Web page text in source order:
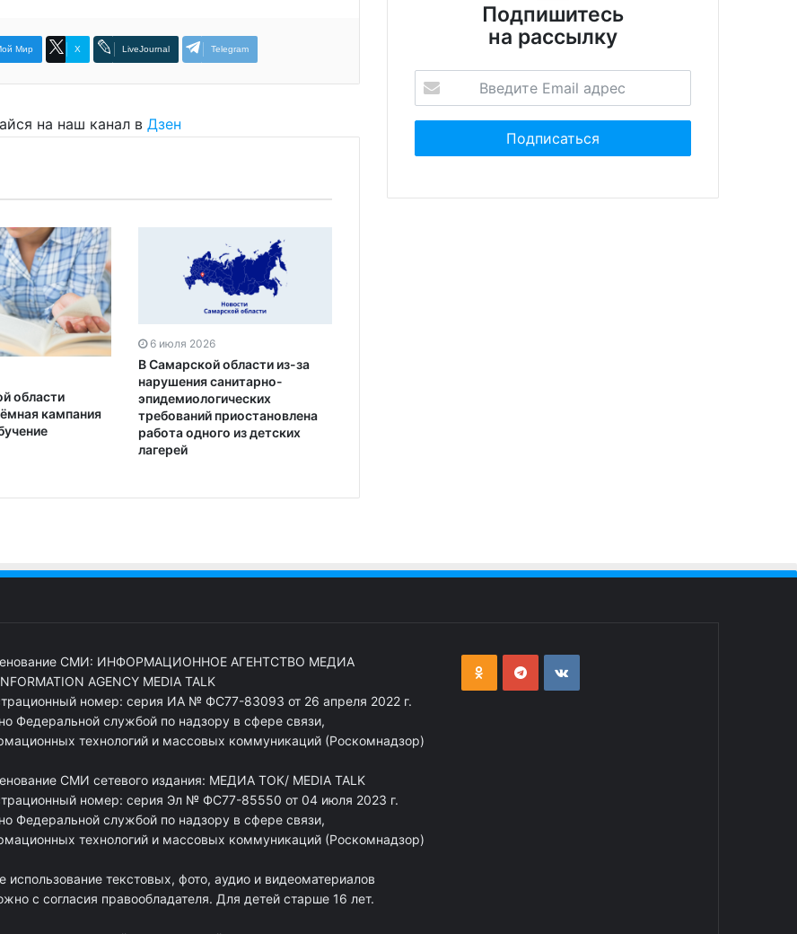
Мир X LiveJournal Telegram
на наш канал в Дзен
области
кампания
6 июля 2026
В Самарской области из-за
нарушения санитарно-
эпидемиологических
требований приостановлена
работа одного из детских
лагерей
Подпишитесь
на рассылку
СМИ: ИНФОРМАЦИОННОЕ АГЕНТСТВО МЕДИА
AGENCY MEDIA TALK
номер: серия ИА № ФС77-83093 от 26 апреля 2022 г.
Федеральной службой по надзору в сфере связи,
технологий и массовых коммуникаций (Роскомнадзор)
СМИ сетевого издания: МЕДИА ТОК/ MEDIA TALK
номер: серия Эл № ФС77-85550 от 04 июля 2023 г.
Федеральной службой по надзору в сфере связи,
технологий и массовых коммуникаций (Роскомнадзор)
использование текстовых, фото, аудио и видеоматериалов
с согласия правообладателя. Для детей старше 16 лет.